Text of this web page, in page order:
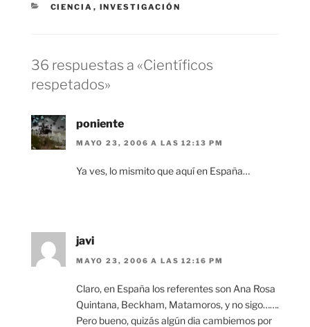
CATEGORÍAS
CIENCIA , INVESTIGACIÓN
36 respuestas a «Científicos
respetados»
poniente
MAYO 23, 2006 A LAS 12:13 PM
Ya ves, lo mismito que aquí en España…
javi
MAYO 23, 2006 A LAS 12:16 PM
Claro, en España los referentes son Ana Rosa
Quintana, Beckham, Matamoros, y no sigo…….
Pero bueno, quizás algún dia cambiemos por